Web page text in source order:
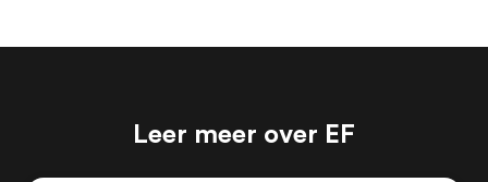
Leer meer over EF